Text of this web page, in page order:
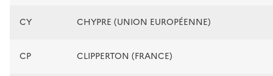
CY CHYPRE (UNION EUROPÉENNE)
CP CLIPPERTON (FRANCE)